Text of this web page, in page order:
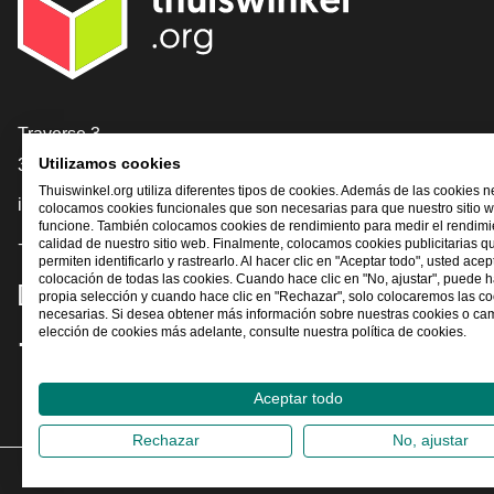
[_General:Contact]
Traverse 3
3905 NL Veenendaal
info@thuiswinkel.org
+31 (0)318 64 85 75
[_General:SocialMediaTitle]
Utilizamos cookies
Thuiswinkel.org utiliza diferentes tipos de cookies. Además de las cookies
colocamos cookies funcionales que son necesarias para que nuestro sitio
funcione. También colocamos cookies de rendimiento para medir el
calidad de nuestro sitio web. Finalmente, colocamos cookies publicitarias
permiten identificarlo y rastrearlo. Al hacer clic en "Aceptar todo", usted
colocación de todas las cookies. Cuando hace clic en "No, ajustar", puede
propia selección y cuando hace clic en "Rechazar", solo colocaremos las
necesarias. Si desea obtener más información sobre nuestras cookies o
elección de cookies más adelante, consulte nuestra política de cookies.
Aceptar todo
Rechazar No, ajustar